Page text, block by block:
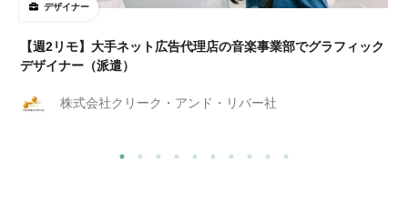
デザイナー
【週2リモ】大手ネット広告代理店の音楽事業部でグラフィック
デザイナー（派遣）
株式会社クリーク・アンド・リバー社